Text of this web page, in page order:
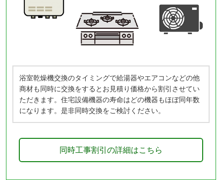
浴室乾燥機交換のタイミングで給湯器やエアコンなどの他
商材も同時に交換をするとお見積り価格から割引させてい
ただきます。住宅設備機器の寿命はどの機器もほぼ同年数
になります。是非同時交換をご検討ください。
同時工事割引の詳細はこちら